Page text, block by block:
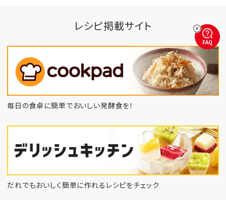
レシピ掲載サイト
毎日の食卓に簡単でおいしい発酵食を！
だれでもおいしく簡単に作れるレシピをチェック
FAQ